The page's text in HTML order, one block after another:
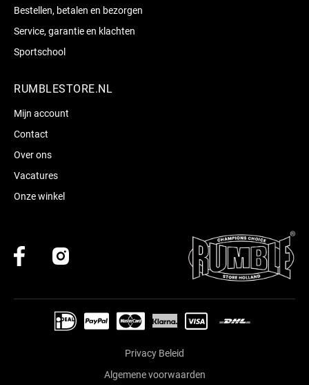
Bestellen, betalen en bezorgen
Service, garantie en klachten
Sportschool
RUMBLESTORE.NL
Mijn account
Contact
Over ons
Vacatures
Onze winkel
Privacy Beleid
Algemene voorwaarden